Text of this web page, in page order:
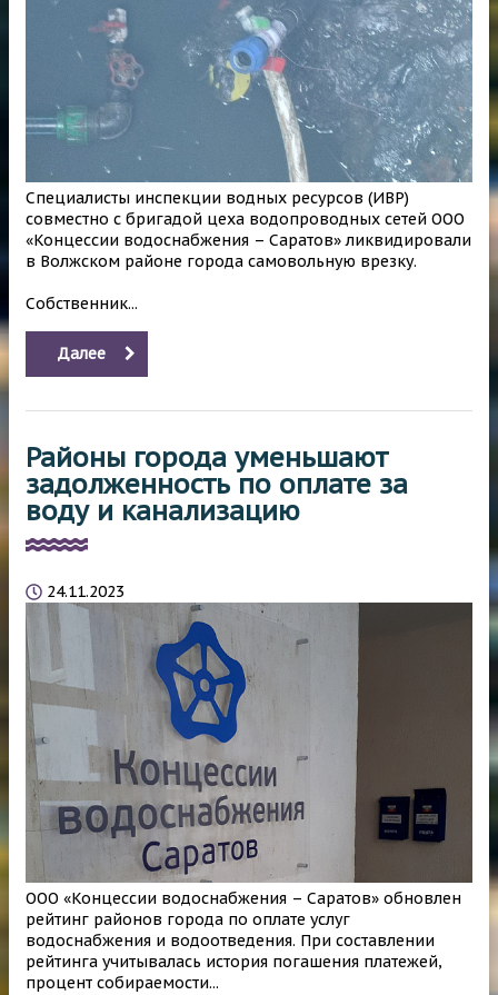
Специалисты инспекции водных ресурсов (ИВР)
совместно с бригадой цеха водопроводных сетей ООО
«Концессии водоснабжения – Саратов» ликвидировали
в Волжском районе города самовольную врезку.
Собственник...
Далее
Районы города уменьшают
задолженность по оплате за
воду и канализацию
24.11.2023
ООО «Концессии водоснабжения – Саратов» обновлен
рейтинг районов города по оплате услуг
водоснабжения и водоотведения. При составлении
рейтинга учитывалась история погашения платежей,
процент собираемости...